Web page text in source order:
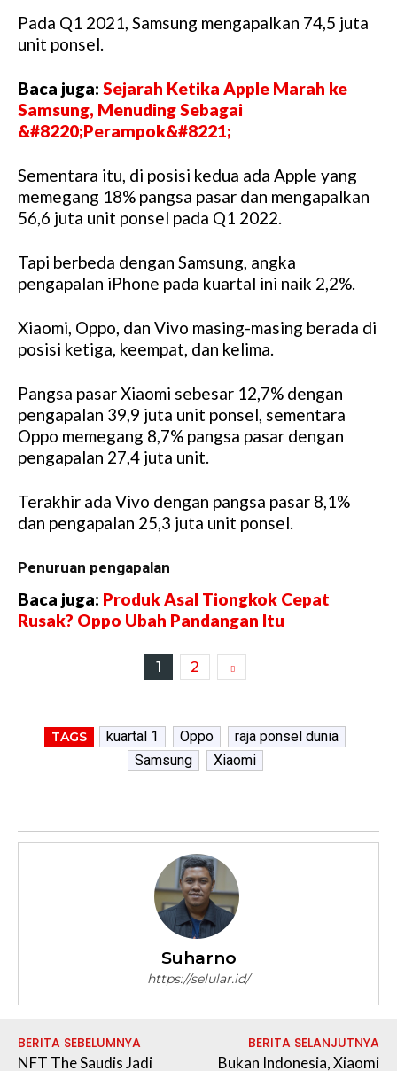
Pada Q1 2021, Samsung mengapalkan 74,5 juta
unit ponsel.
Baca juga: Sejarah Ketika Apple Marah ke
Samsung, Menuding Sebagai
&#8220;Perampok&#8221;
Sementara itu, di posisi kedua ada Apple yang
memegang 18% pangsa pasar dan mengapalkan
56,6 juta unit ponsel pada Q1 2022.
Tapi berbeda dengan Samsung, angka
pengapalan iPhone pada kuartal ini naik 2,2%.
Xiaomi, Oppo, dan Vivo masing-masing berada di
posisi ketiga, keempat, dan kelima.
Pangsa pasar Xiaomi sebesar 12,7% dengan
pengapalan 39,9 juta unit ponsel, sementara
Oppo memegang 8,7% pangsa pasar dengan
pengapalan 27,4 juta unit.
Terakhir ada Vivo dengan pangsa pasar 8,1%
dan pengapalan 25,3 juta unit ponsel.
Penuruan pengapalan
Baca juga: Produk Asal Tiongkok Cepat
Rusak? Oppo Ubah Pandangan Itu
1 2
TAGS kuartal 1 Oppo
raja ponsel dunia
Samsung
Xiaomi
Suharno
https://selular.id/
BERITA SEBELUMNYA
NFT The Saudis Jadi
BERITA SELANJUTNYA
Bukan Indonesia, Xiaomi